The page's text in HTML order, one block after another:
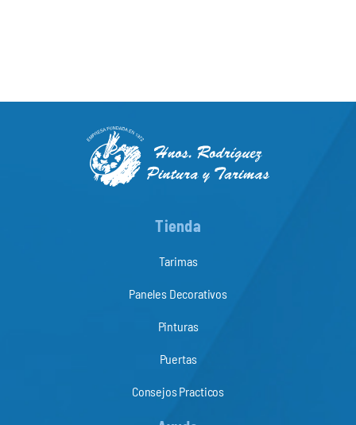
Tienda
Tarimas
Paneles Decorativos
Pinturas
Puertas
Consejos Practicos